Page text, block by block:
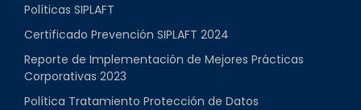
Políticas SIPLAFT
Certificado Prevención SIPLAFT 2024
Reporte de Implementación de Mejores Prácticas
Corporativas 2023
Política Tratamiento Protección de Datos